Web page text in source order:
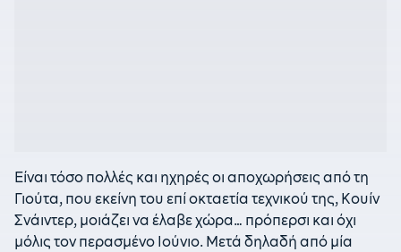
Είναι τόσο πολλές και ηχηρές οι αποχωρήσεις από τη
Γιούτα, που εκείνη του επί οκταετία τεχνικού της, Κουίν
Σνάιντερ, μοιάζει να έλαβε χώρα… πρόπερσι και όχι
μόλις τον περασμένο Ιούνιο. Μετά δηλαδή από μία